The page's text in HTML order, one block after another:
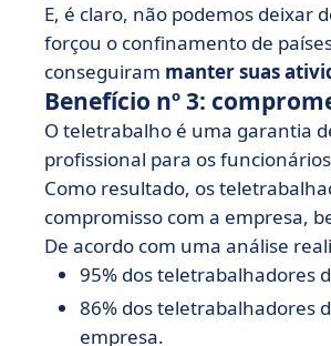
E, é claro, não podemos deixar
forçou o confinamento de
conseguiram manter suas
Benefício nº 3:
O teletrabalho é uma garantia
profissional para os
Como resultado, os
compromisso com a empresa,
De acordo com uma análise
95% dos teletrabalhadores
86% dos teletrabalhadores
empresa.